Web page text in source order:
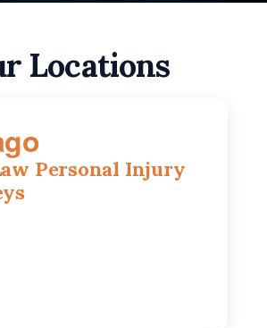
Locations
Personal Injury